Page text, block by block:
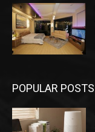
POPULAR POSTS